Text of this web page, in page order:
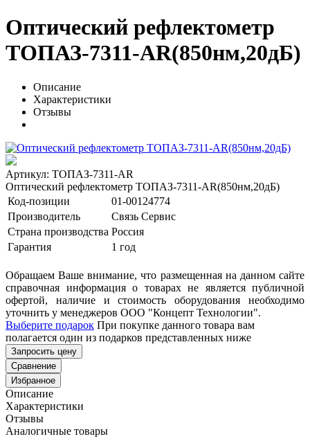
Оптический рефлектометр
ТОПАЗ-7311-AR(850нм,20дБ)
Описание
Характеристики
Отзывы
Артикул: ТОПАЗ-7311-AR
Оптический рефлектометр ТОПАЗ-7311-AR(850нм,20дБ)
Код-позиции
01-00124774
Производитель
Связь Сервис
Страна производства Россия
Гарантия
1 год
Обращаем Ваше внимание, что размещенная на данном сайте
справочная информация о товарах не является публичной
офертой, наличие и стоимость оборудования необходимо
уточнить у менеджеров ООО "Концепт Технологии".
Выберите подарок При покупке данного товара вам
полагается один из подарков представленных ниже
Запросить цену
Сравнение
Избранное
Описание
Характеристики
Отзывы
Аналогичные товары